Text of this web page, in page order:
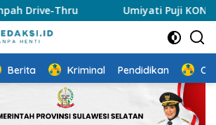
Umiyati Puji KONI Makassar
Berita Kriminal Pendidikan